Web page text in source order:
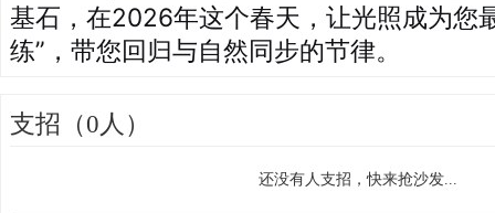
基石，在2026年这个春天，让光照成为您
练”，带您回归与自然同步的节律。
支招（0人）
还没有人支招，快来抢沙发...